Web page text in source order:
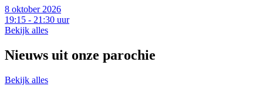
8 oktober 2026
19:15 - 21:30 uur
Bekijk alles
Nieuws uit onze parochie
Bekijk alles